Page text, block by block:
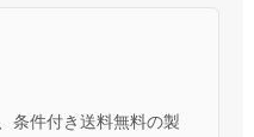
条件付き送料無料の製